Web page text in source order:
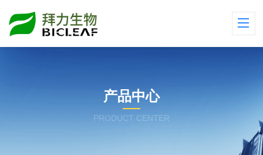
产品中心
PRODUCT CENTER